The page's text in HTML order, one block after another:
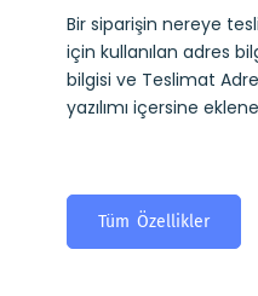
Bir siparişin nereye
için kullanılan adres
bilgisi ve Teslimat
yazılımı içersine
Tüm Özellikler